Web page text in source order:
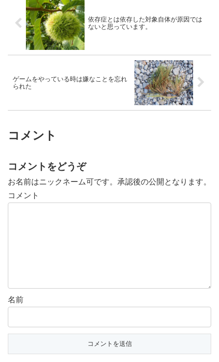
依存症とは依存した対象自体が原因では
ないと思っています。
ゲームをやっている時は嫌なことを忘れ
られた
コメント
コメントをどうぞ
お名前はニックネーム可です。承認後の公開となります。
コメント
名前